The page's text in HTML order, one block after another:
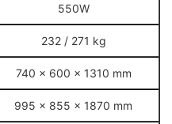
550W
232 / 271 kg
740 x 600 x 1310 mm
995 x 855 x 1870 mm